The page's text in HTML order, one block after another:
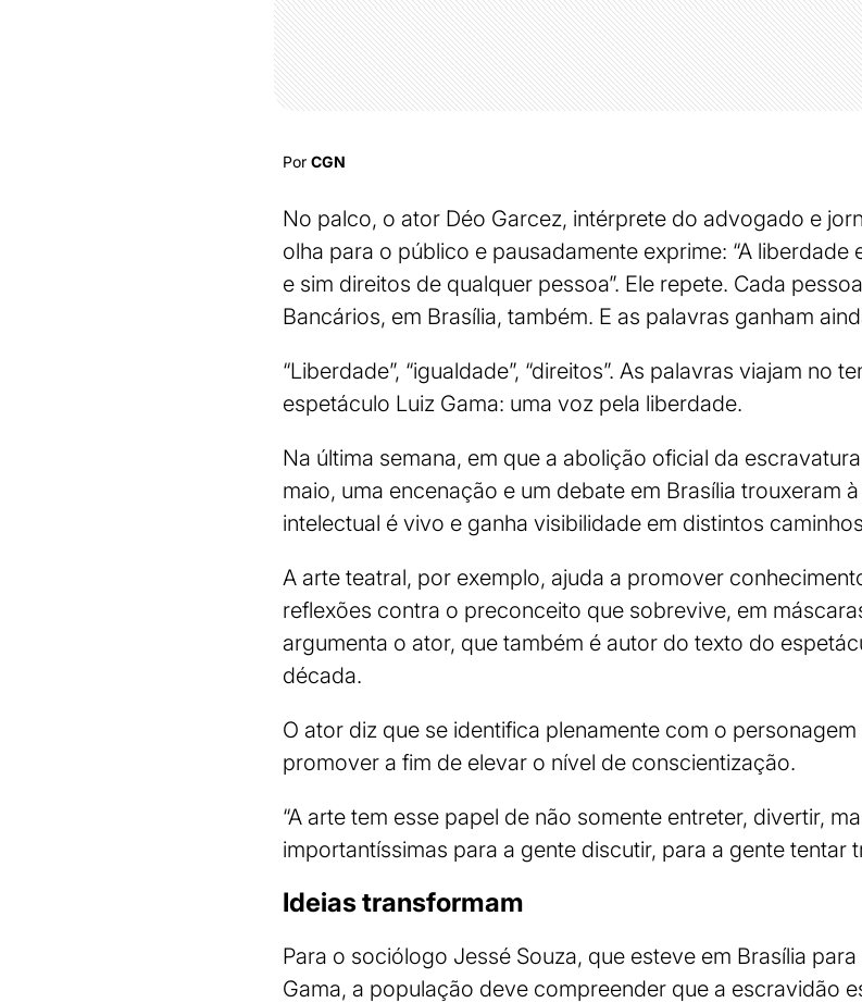
Por CGN
No palco, o ator Déo Garcez, intérprete do advogado e
olha para o público e pausadamente exprime: “A
e sim direitos de qualquer pessoa”. Ele repete. Cada
Bancários, em Brasília, também. E as palavras ganham
“Liberdade”, “igualdade”, “direitos”. As palavras viajam no
espetáculo Luiz Gama: uma voz pela liberdade.
Na última semana, em que a abolição oficial da
maio, uma encenação e um debate em Brasília trouxeram
intelectual é vivo e ganha visibilidade em distintos
A arte teatral, por exemplo, ajuda a promover
reflexões contra o preconceito que sobrevive, em
argumenta o ator, que também é autor do texto do
década.
O ator diz que se identifica plenamente com o
promover a fim de elevar o nível de conscientização.
“A arte tem esse papel de não somente entreter, divertir,
importantíssimas para a gente discutir, para a gente tentar
Ideias transformam
Para o sociólogo Jessé Souza, que esteve em Brasília
Gama, a população deve compreender que a escravidão